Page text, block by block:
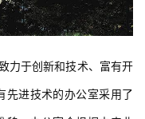
力于创新和技术、富有开
先进技术的办公室采用了